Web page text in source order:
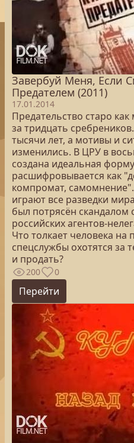
Завербуй Меня, Если
Предателем (2011)
17.01.2014
Предательство старо
за тридцать
тысячи лет, а мотивы и
изменились. В ЦРУ в
создана идеальная
расшифровывается как
компромат,
играют все разведки
был потрясён скандалом
российских агентов-
Что толкает человека на
спецслужбы охотятся за
и продать?
200 0
Перейти